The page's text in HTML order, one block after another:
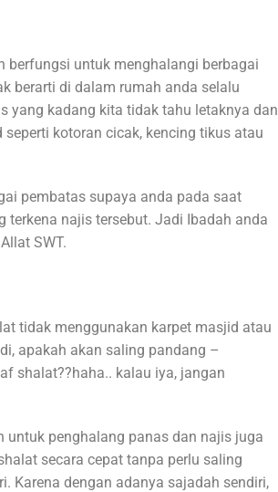
berfungsi untuk menghalangi berbagai
berarti di dalam rumah anda selalu
yang kadang kita tidak tahu letaknya dan
kotoran cicak, kencing tikus atau
pembatas supaya anda pada saat
terkena najis tersebut. Jadi Ibadah anda
SWT.
tidak menggunakan karpet masjid atau
apakah akan saling pandang –
shalat??haha.. kalau iya, jangan
penghalang panas dan najis juga
secara cepat tanpa perlu saling
Karena dengan adanya sajadah sendiri,